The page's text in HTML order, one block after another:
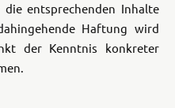
entsprechenden Inhalte
Haftung wird
der Kenntnis konkreter